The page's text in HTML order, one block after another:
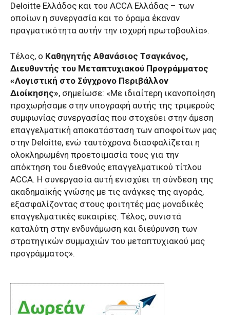
Deloitte Ελλάδος και του ACCA Ελλάδας – των
οποίων η συνεργασία και το όραμα έκαναν
πραγματικότητα αυτήν την ισχυρή πρωτοβουλία».
Τέλος, ο Καθηγητής Αθανάσιος Τσαγκάνος,
Διευθυντής του Μεταπτυχιακού Προγράμματος
«Λογιστική στο Σύγχρονο Περιβάλλον
Διοίκησης», σημείωσε: «Με ιδιαίτερη ικανοποίηση
προχωρήσαμε στην υπογραφή αυτής της τριμερούς
συμφωνίας συνεργασίας που στοχεύει στην άμεση
επαγγελματική αποκατάσταση των αποφοίτων μας
στην Deloitte, ενώ ταυτόχρονα διασφαλίζεται η
ολοκληρωμένη προετοιμασία τους για την
απόκτηση του διεθνούς επαγγελματικού τίτλου
ACCA. Η συνεργασία αυτή ενισχύει τη σύνδεση της
ακαδημαϊκής γνώσης με τις ανάγκες της αγοράς,
εξασφαλίζοντας στους φοιτητές μας μοναδικές
επαγγελματικές ευκαιρίες. Τέλος, συνιστά
καταλύτη στην ενδυνάμωση και διεύρυνση των
στρατηγικών συμμαχιών του μεταπτυχιακού μας
προγράμματος».